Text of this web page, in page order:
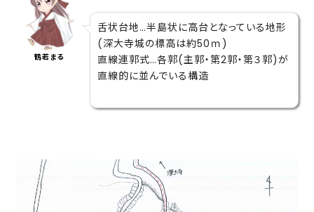
鶴若まる
舌状台地…半島状に高台となっている地形
(深大寺城の標高は約50ｍ)
直線連郭式…各郭(主郭・第2郭・第３郭)が
直線的に並んでいる構造